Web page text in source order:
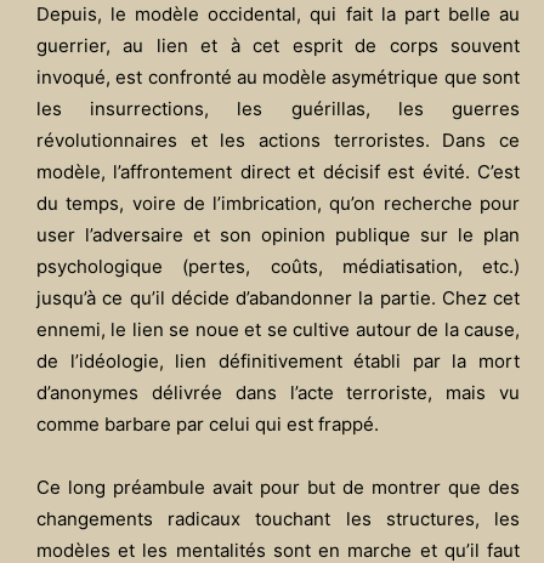
Depuis, le modèle occidental, qui fait la part belle au
guerrier, au lien et à cet esprit de corps souvent
invoqué, est confronté au modèle asymétrique que sont
les insurrections, les guérillas, les guerres
révolutionnaires et les actions terroristes. Dans ce
modèle, l’affrontement direct et décisif est évité. C’est
du temps, voire de l’imbrication, qu’on recherche pour
user l’adversaire et son opinion publique sur le plan
psychologique (pertes, coûts, médiatisation, etc.)
jusqu’à ce qu’il décide d’abandonner la partie. Chez cet
ennemi, le lien se noue et se cultive autour de la cause,
de l’idéologie, lien définitivement établi par la mort
d’anonymes délivrée dans l’acte terroriste, mais vu
comme barbare par celui qui est frappé.
Ce long préambule avait pour but de montrer que des
changements radicaux touchant les structures, les
modèles et les mentalités sont en marche et qu’il faut